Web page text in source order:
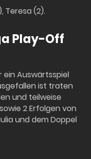
Teresa (2).
Play-Off
Auswärtsspiel
ist traten
und teilweise
2 Erfolgen von
und dem Doppel